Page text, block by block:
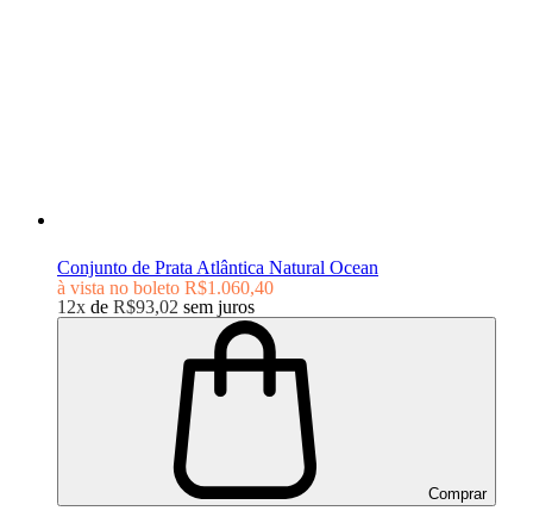
Conjunto de Prata Atlântica Natural Ocean
à vista no boleto R$1.060,40
12x de R$93,02 sem juros
Comprar